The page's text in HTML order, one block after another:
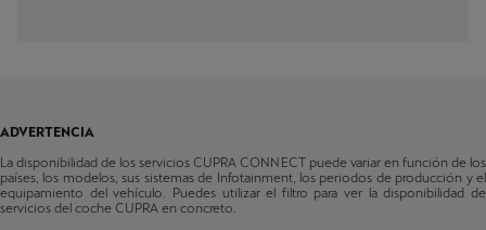
Suiza
Chipre
Fabricado a partir de 35/2024
ADVERTENCIA
La disponibilidad de los servicios CUPRA CONNECT puede variar en función de los
países, los modelos, sus sistemas de Infotainment, los periodos de producción y el
equipamiento del vehículo. Puedes utilizar el filtro para ver la disponibilidad de
servicios del coche CUPRA en concreto.